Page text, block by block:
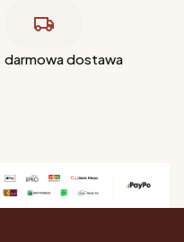
darmowa dostawa